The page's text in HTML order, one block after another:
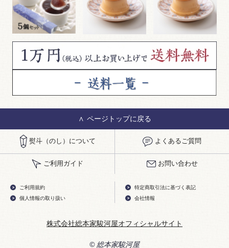
ページトップに戻る
熨斗（のし）について よくあるご質問
ご利用ガイド お問い合わせ
ご利用規約
特定商取引法に基づく表記
個人情報の取り扱い
会社情報
株式会社総本家駿河屋オフィシャルサイト
© 総本家駿河屋